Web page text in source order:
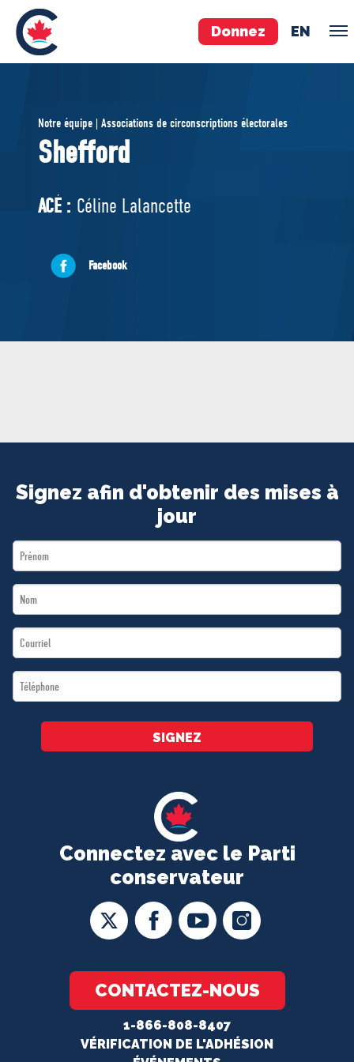
Donnez EN
ÉQUIPE
Pierre Poilievre
Vos députés conservateurs
Cabinet fantôme
Exécutif national
BOUTIQUE
Notre équipe | Associations de circonscriptions électorales
Shefford
ACÉ : Céline Lalancette
Facebook
Connectez avec le Parti
conservateur
CONTACTEZ-NOUS
1-866-808-8407
VÉRIFICATION DE L'ADHÉSION
Signez afin d'obtenir des mises à
jour
First
Name
Last
Name
Email
*
Téléphone
*
SIGNEZ